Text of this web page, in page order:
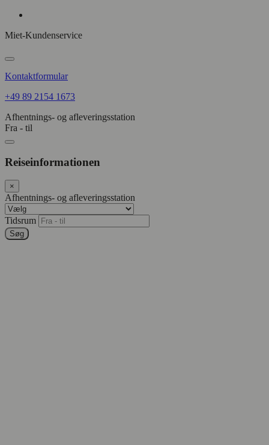
Miet-Kundenservice
Kontaktformular
+49 89 2154 1673
Afhentnings- og afleveringsstation
Fra - til
Reiseinformationen
×
Afhentnings- og afleveringsstation
Tidsrum
Søg